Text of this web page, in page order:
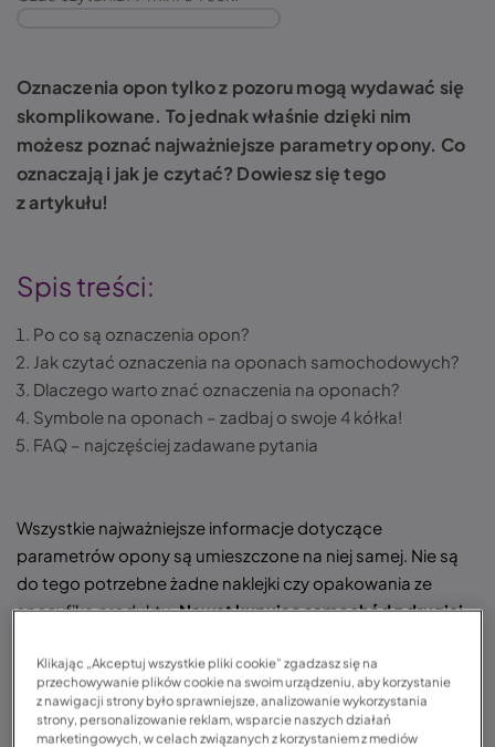
Oznaczenia opon tylko z pozoru mogą wydawać się
skomplikowane. To jednak właśnie dzięki nim
możesz poznać najważniejsze parametry opony. Co
oznaczają i jak je czytać? Dowiesz się tego
z artykułu!
Spis treści:
Po co są oznaczenia opon?
Jak czytać oznaczenia na oponach samochodowych?
Dlaczego warto znać oznaczenia na oponach?
Symbole na oponach – zadbaj o swoje 4 kółka!
FAQ – najczęściej zadawane pytania
Wszystkie najważniejsze informacje dotyczące
parametrów opony są umieszczone na niej samej. Nie są
do tego potrzebne żadne naklejki czy opakowania ze
specyfiką produktu.Nawet kupując samochód z drugiej
opony, takie jak ich rozmiar, indeks nośności czy też
indeks prędkości.Oznaczenia wskażą Ci nie tylko jej
rozmiar, ale także zastosowanie i datę produkcji. Ich
Klikając „Akceptuj wszystkie pliki cookie” zgadzasz się na
przechowywanie plików cookie na swoim urządzeniu, aby korzystanie
z nawigacji strony było sprawniejsze, analizowanie wykorzystania
strony, personalizowanie reklam, wsparcie naszych działań
marketingowych, w celach związanych z korzystaniem z mediów